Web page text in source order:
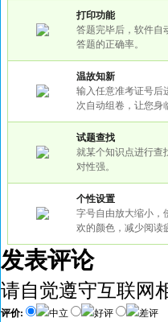
打印功能
答题完毕后，软件自
答题的正确率。
温故知新
输入任意准考证号后
次自动组卷，让您身
试题查找
就某个知识点进行查
对性强。
个性设置
字号自由放大缩小，
欢的颜色，减少阅读
发表评论
请自觉遵守互联网
评价: 中立 好评 差评